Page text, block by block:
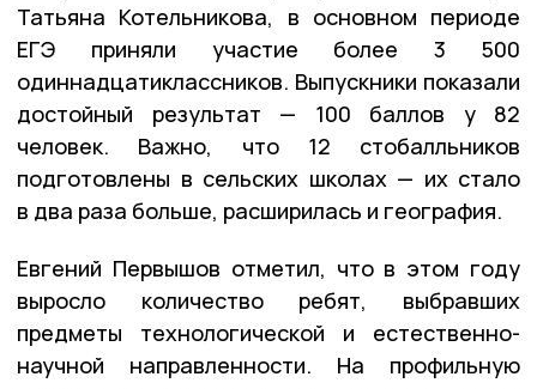
Татьяна Котельникова, в основном периоде
ЕГЭ приняли участие более 3 500
одиннадцатиклассников. Выпускники показали
достойный результат — 100 баллов у 82
человек. Важно, что 12 стобалльников
подготовлены в сельских школах — их стало
в два раза больше, расширилась и география.
Евгений Первышов отметил, что в этом году
выросло количество ребят, выбравших
предметы технологической и естественно-
научной направленности. На профильную